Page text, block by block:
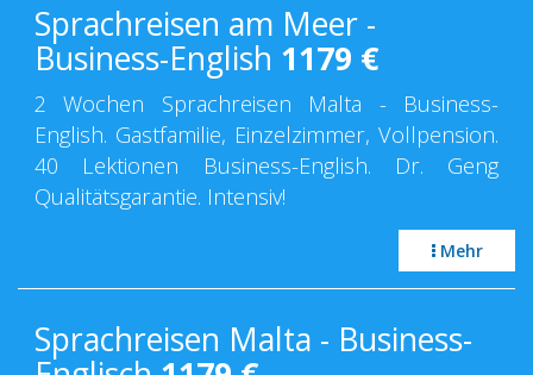
Sprachreisen am Meer -
Business-English 1179 €
2 Wochen Sprachreisen Malta - Business-
English. Gastfamilie, Einzelzimmer, Vollpension.
40 Lektionen Business-English. Dr. Geng
Qualitätsgarantie. Intensiv!
Mehr
Sprachreisen Malta - Business-